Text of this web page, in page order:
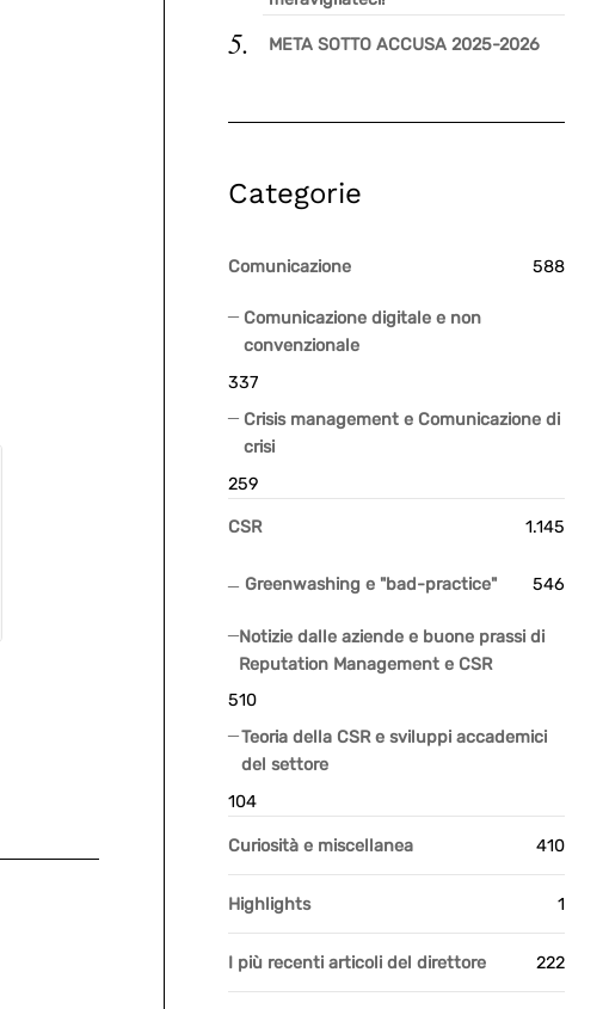
META SOTTO ACCUSA 2025-2026
Categorie
Comunicazione 588
Comunicazione digitale e non
convenzionale
337
Crisis management e Comunicazione di
crisi
259
CSR 1.145
Greenwashing e "bad-practice" 546
Notizie dalle aziende e buone prassi di
Reputation Management e CSR
510
Teoria della CSR e sviluppi accademici
del settore
104
Curiosità e miscellanea 410
Highlights 1
I più recenti articoli del direttore 222